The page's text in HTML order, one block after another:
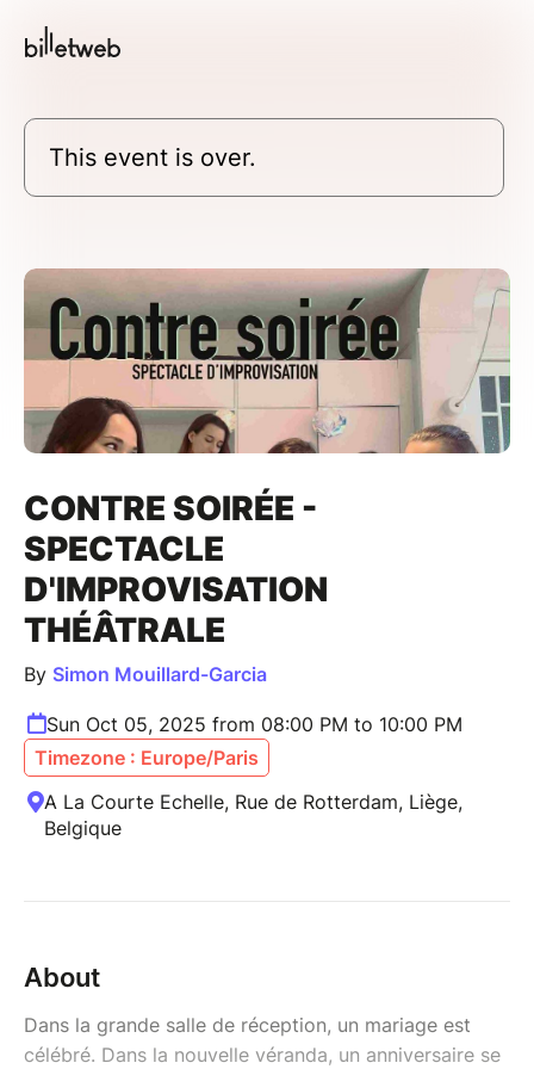
This event is over.
CONTRE SOIRÉE -
SPECTACLE
D'IMPROVISATION
THÉÂTRALE
By Simon Mouillard-Garcia
Sun Oct 05, 2025 from 08:00 PM to 10:00 PM
Timezone : Europe/Paris
A La Courte Echelle, Rue de Rotterdam, Liège,
Belgique
About
Dans la grande salle de réception, un mariage est
célébré. Dans la nouvelle véranda, un anniversaire se